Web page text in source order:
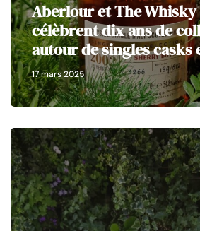
Aberlour et The Whisky
célèbrent dix ans de
autour de singles casks
17 mars 2025